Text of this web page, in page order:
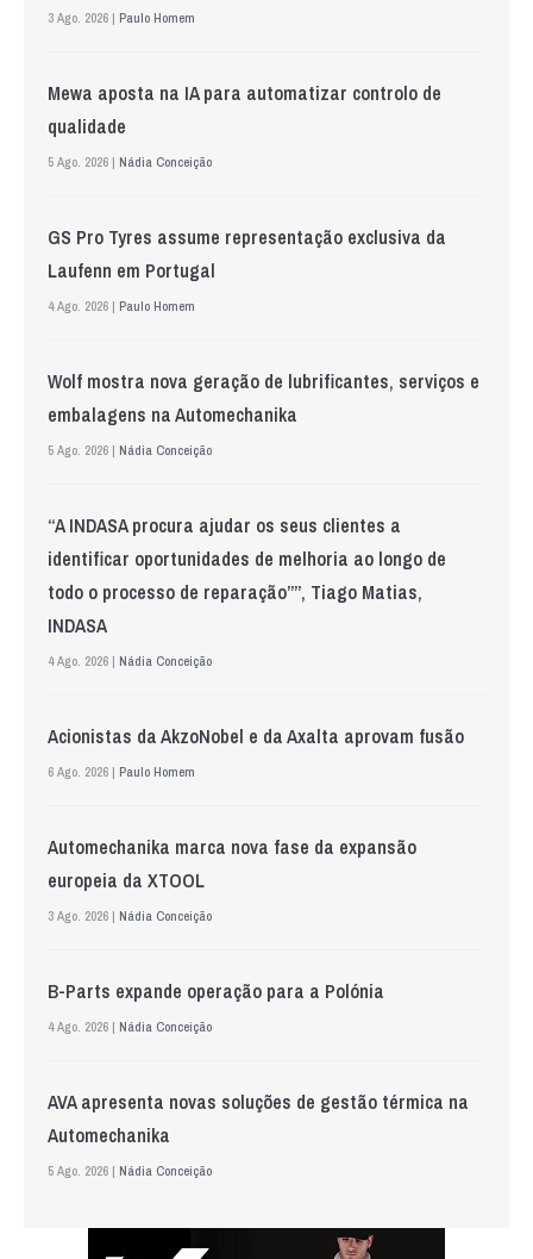
3 Ago. 2026 | Paulo Homem
Mewa aposta na IA para automatizar controlo de
qualidade
5 Ago. 2026 | Nádia Conceição
GS Pro Tyres assume representação exclusiva da
Laufenn em Portugal
4 Ago. 2026 | Paulo Homem
Wolf mostra nova geração de lubrificantes, serviços e
embalagens na Automechanika
5 Ago. 2026 | Nádia Conceição
“A INDASA procura ajudar os seus clientes a
identificar oportunidades de melhoria ao longo de
todo o processo de reparação””, Tiago Matias,
INDASA
4 Ago. 2026 | Nádia Conceição
Acionistas da AkzoNobel e da Axalta aprovam fusão
6 Ago. 2026 | Paulo Homem
Automechanika marca nova fase da expansão
europeia da XTOOL
3 Ago. 2026 | Nádia Conceição
B-Parts expande operação para a Polónia
4 Ago. 2026 | Nádia Conceição
AVA apresenta novas soluções de gestão térmica na
Automechanika
5 Ago. 2026 | Nádia Conceição